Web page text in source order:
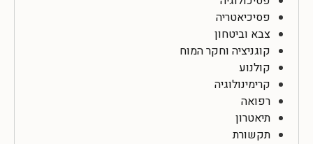
פסיכיאטריה
צבא וביטחון
קוגניציה וחקר המוח
קולנוע
קרימינולוגיה
רפואה
תיאטרון
תקשורת